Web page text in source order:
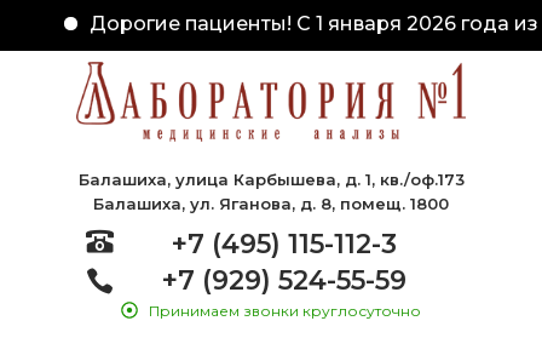
Дорогие пациенты! С 1 января 2026 года
Балашиха, улица Карбышева, д. 1, кв./оф.173
Балашиха, ул. Яганова, д. 8, помещ. 1800
+7 (495) 115-112-3
+7 (929) 524-55-59
Принимаем звонки круглосуточно